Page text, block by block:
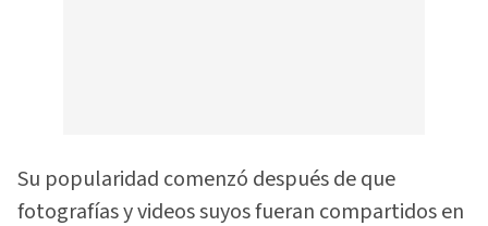
Su popularidad comenzó después de que
fotografías y videos suyos fueran compartidos en